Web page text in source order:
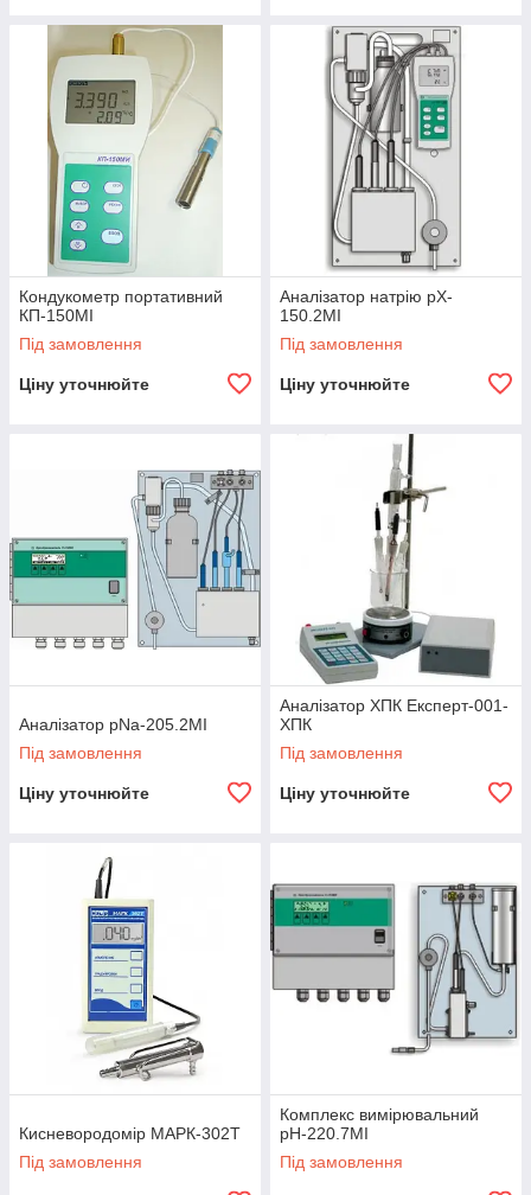
Кондукометр портативний
КП-150МІ
Під замовлення
Ціну уточнюйте
Аналізатор натрію pX-
150.2МІ
Під замовлення
Ціну уточнюйте
Аналізатор pNa-205.2МІ
Під замовлення
Ціну уточнюйте
Аналізатор ХПК Експерт-001-
ХПК
Під замовлення
Ціну уточнюйте
Кисневородомір МАРК-302Т
Під замовлення
Комплекс вимірювальний
рН-220.7МІ
Під замовлення